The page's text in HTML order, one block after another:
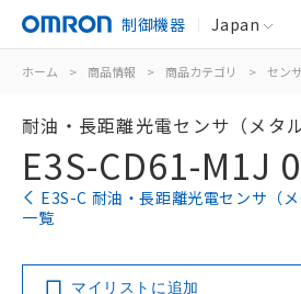
制御機器 Japan
ホーム > 商品情報 > 商品カテゴリ > センサ
耐油・長距離光電センサ（メタル
E3S-CD61-M1J
E3S-C 耐油・長距離光電センサ（
一覧
マイリストに追加